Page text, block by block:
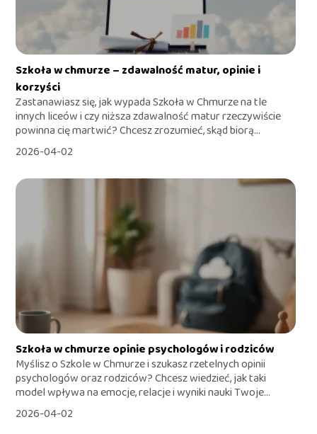
Szkoła w chmurze – zdawalność matur, opinie i
korzyści
Zastanawiasz się, jak wypada Szkoła w Chmurze na tle
innych liceów i czy niższa zdawalność matur rzeczywiście
powinna cię martwić? Chcesz zrozumieć, skąd biorą...
2026-04-02
Szkoła w chmurze opinie psychologów i rodziców
Myślisz o Szkole w Chmurze i szukasz rzetelnych opinii
psychologów oraz rodziców? Chcesz wiedzieć, jak taki
model wpływa na emocje, relacje i wyniki nauki Twoje...
2026-04-02